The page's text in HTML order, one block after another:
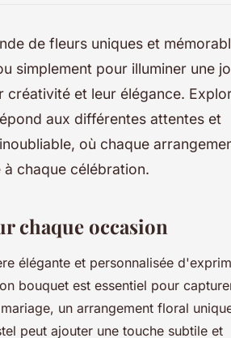
de fleurs uniques et
simplement pour illuminer une
et leur élégance.
aux différentes attentes et
où chaque
chaque célébration.
chaque occasion
élégante et personnalisée
bouquet est essentiel pour
un arrangement floral
peut ajouter une touche subtile et